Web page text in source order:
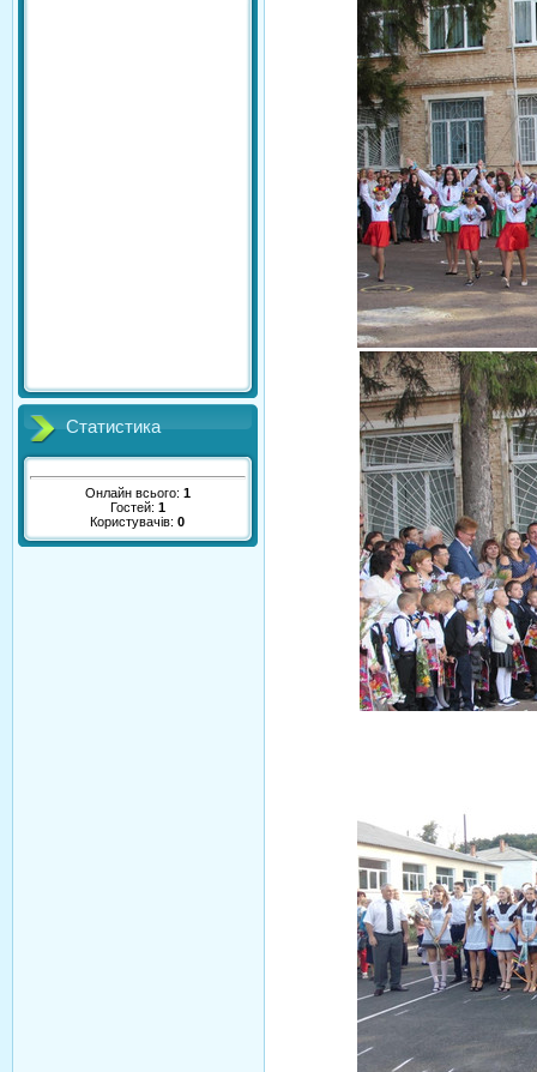
Статистика
Онлайн всього: 1
Гостей: 1
Користувачів:0